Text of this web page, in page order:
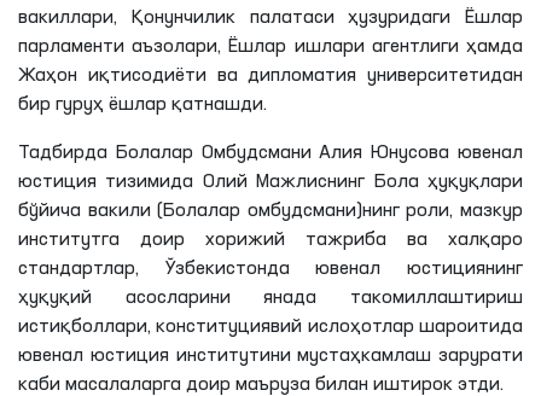
вакиллари, Қонунчилик палатаси ҳузуридаги Ёшлар
парламенти аъзолари, Ёшлар ишлари агентлиги ҳамда
Жаҳон иқтисодиёти ва дипломатия университетидан
бир гуруҳ ёшлар қатнашди.
Тадбирда Болалар ОмбудсманиАлия Юнусоваювенал
юстиция тизимида Олий Мажлиснинг Бола ҳуқуқлари
бўйича вакили (Болалар омбудсмани)нингроли, мазкур
институтга доир хорижий тажриба ва халқаро
стандартлар, Ўзбекистондаювенал юстициянинг
ҳуқуқий асосларини янада такомиллаштириш
истиқболлари, конституциявий ислоҳотлар шароитида
ювенал юстиция институтини мустаҳкамлаш зарурати
каби масалаларга доир маъруза билан иштирок этди.